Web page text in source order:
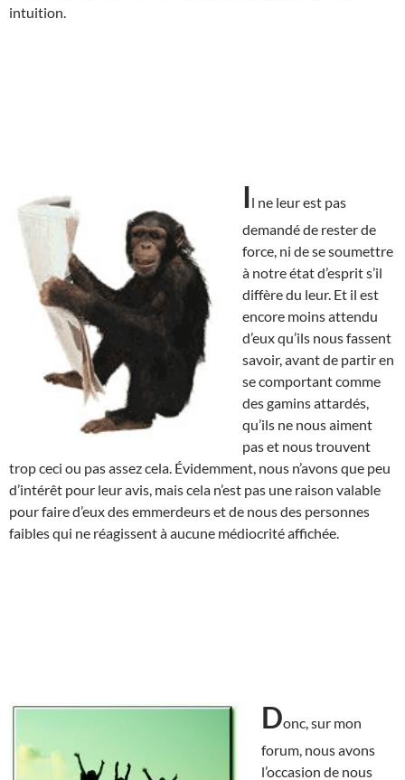
intuition.
Il ne leur est pas
demandé de rester de
force, ni de se soumettre
à notre état d’esprit s’il
diffère du leur. Et il est
encore moins attendu
d’eux qu’ils nous fassent
savoir, avant de partir en
se comportant comme
des gamins attardés,
qu’ils ne nous aiment
pas et nous trouvent
trop ceci ou pas assez cela. Évidemment, nous n’avons que peu
d’intérêt pour leur avis, mais cela n’est pas une raison valable
pour faire d’eux des emmerdeurs et de nous des personnes
faibles qui ne réagissent à aucune médiocrité affichée.
Donc, sur mon
forum, nous avons
l’occasion de nous